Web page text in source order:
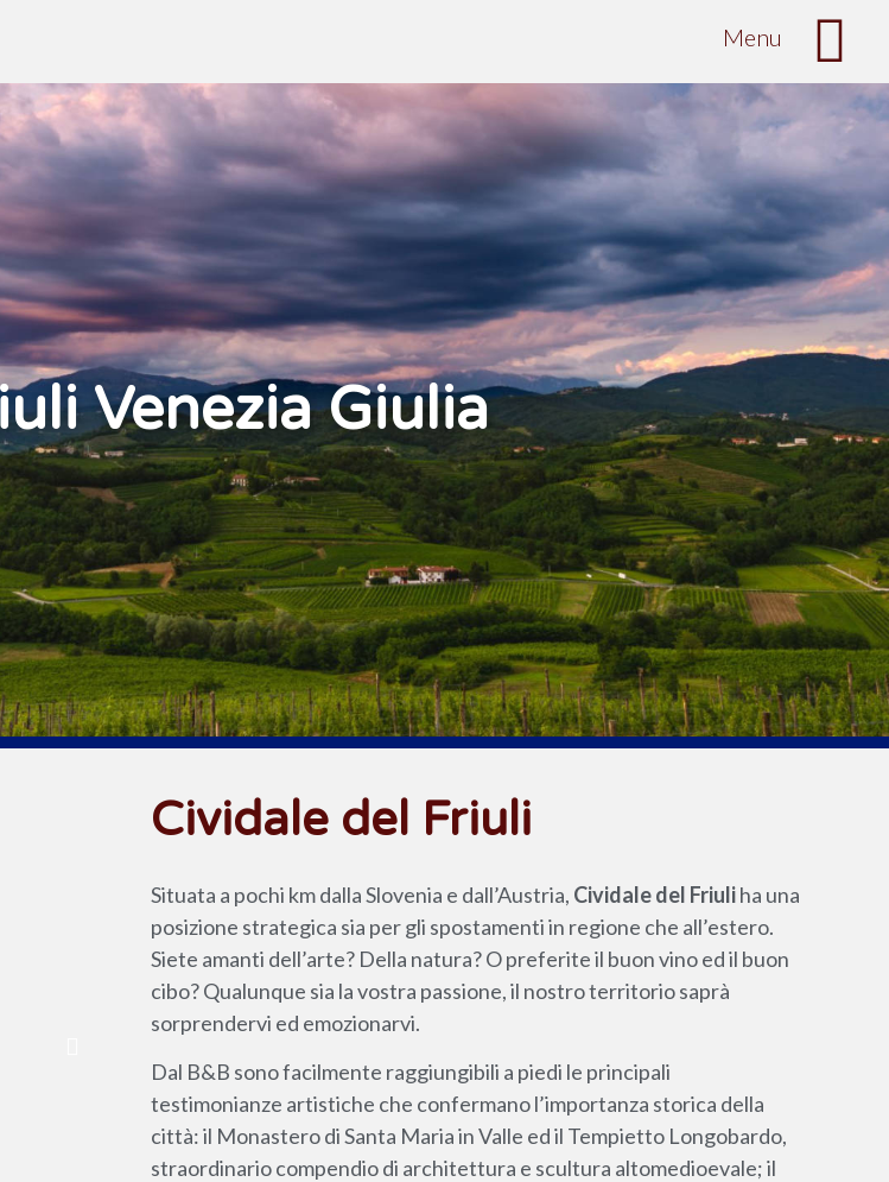
Menu
Venezia Giulia
Cividale del Friuli
Situata a pochi km dalla Slovenia e dall’Austria, Cividale del Friuliha una
posizione strategica sia per gli spostamenti in regione che all’estero.
Siete amanti dell’arte? Della natura? O preferite il buon vino ed il buon
cibo? Qualunque sia la vostra passione, il nostro territorio saprà
sorprendervi ed emozionarvi.
Dal B&B sono facilmente raggiungibili a piedi le principali
testimonianze artistiche che confermano l’importanza storica della
città: il Monastero di Santa Maria in Valle ed il Tempietto Longobardo,
straordinario compendio di architettura e scultura altomedioevale; il